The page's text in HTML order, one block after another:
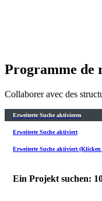
Programme de
Collaborer avec des
Erweiterte Suche aktivieren
Erweiterte Suche aktiviert
Erweiterte Suche aktiviert
Ein Projekt suchen: